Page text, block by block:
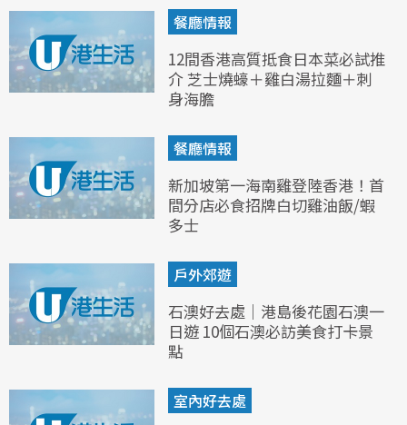
餐廳情報
12間香港高質抵食日本菜必試推
介 芝士燒蠔＋雞白湯拉麵＋刺
身海膽
餐廳情報
新加坡第一海南雞登陸香港！首
間分店必食招牌白切雞油飯/蝦
多士
戶外郊遊
石澳好去處｜港島後花園石澳一
日遊 10個石澳必訪美食打卡景
點
室內好去處